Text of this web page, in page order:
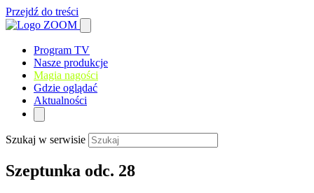
Przejdź do treści
Program TV
Nasze produkcje
Magia nagości
Gdzie oglądać
Aktualności
Szukaj w serwisie
Szeptunka odc. 28